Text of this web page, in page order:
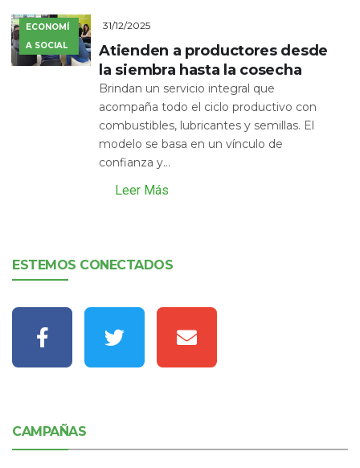
ECONOMÍ
A SOCIAL
31/12/2025
Atienden a productores desde
la siembra hasta la cosecha
Brindan un servicio integral que
acompaña todo el ciclo productivo con
combustibles, lubricantes y semillas. El
modelo se basa en un vínculo de
confianza y...
Leer Más
ESTEMOS CONECTADOS
CAMPAÑAS